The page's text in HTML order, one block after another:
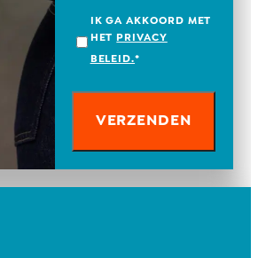
IK GA AKKOORD MET
HET
PRIVACY
BELEID.*